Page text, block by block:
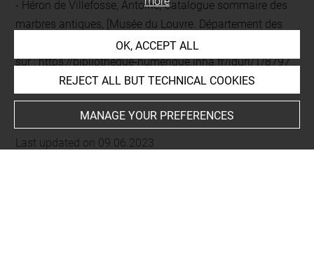
Héron de Villefosse, Antoine, Catalogue sommaire des
marbres antiques, [Musée du Louvre. Département des
antiquités grecques et romaines], Paris, 1896, Disponible
sur :https://bibliotheque-numerique.inha.fr/idurl/1/8797,
p. 165, n° 2840
Last updated on 09.06.2023
OK, ACCEPT ALL
REJECT ALL BUT TECHNICAL COOKIES
MANAGE YOUR PREFERENCES